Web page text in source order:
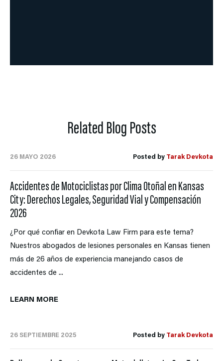
Related Blog Posts
26 MAYO 2026 Posted by Tarak Devkota
Accidentes de Motociclistas por Clima Otoñal en Kansas
City: Derechos Legales, Seguridad Vial y Compensación
2026
¿Por qué confiar en Devkota Law Firm para este tema?
Nuestros abogados de lesiones personales en Kansas tienen
más de 26 años de experiencia manejando casos de
accidentes de ...
LEARN MORE
26 SEPTIEMBRE 2025 Posted by Tarak Devkota